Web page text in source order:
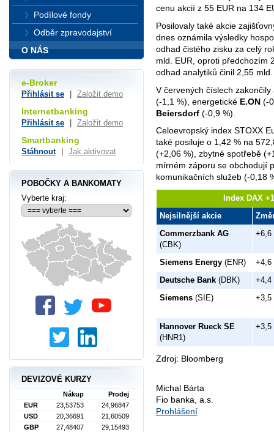
cenu akcií z 55 EUR na 134
Posilovaly také akcie
dnes oznámila výsledky
odhad čistého zisku za celý
mld. EUR, oproti předchozím
odhad analytiků činil 2,55
V červených číslech
(-1,1 %), energetické E.ON (-
Beiersdorf (-0,9 %).
Celoevropský index STOXX
také posiluje o 1,42 % na
(+2,06 %), zbytné spotřebě
mírném záporu se obchodují
komunikačních služeb (-0,18
Index DAX
Nejsilnější akcie
Commerzbank AG
(CBK)
+6,6
Siemens Energy (ENR)
+4,6
Deutsche Bank (DBK)
+4,4
Siemens (SIE) +3,5
Hannover Rueck SE
(HNR1)
+3,5
Zdroj: Bloomberg
Michal Bárta
Fio banka, a.s.
Prohlášení
Podílové fondy
Odběr zpravodajství
O NÁS
e-Broker
Přihlásit se Založit demo
Internetbanking
Přihlásit se Založit demo
Smartbanking
Stáhnout Jak aktivovat
POBOČKY A BANKOMATY
Vyberte kraj:
DEVIZOVÉ KURZY
Nákup
Prodej
EUR
23,53753
24,96847
USD
20,36691
21,60509
GBP
27,48407
29,15493